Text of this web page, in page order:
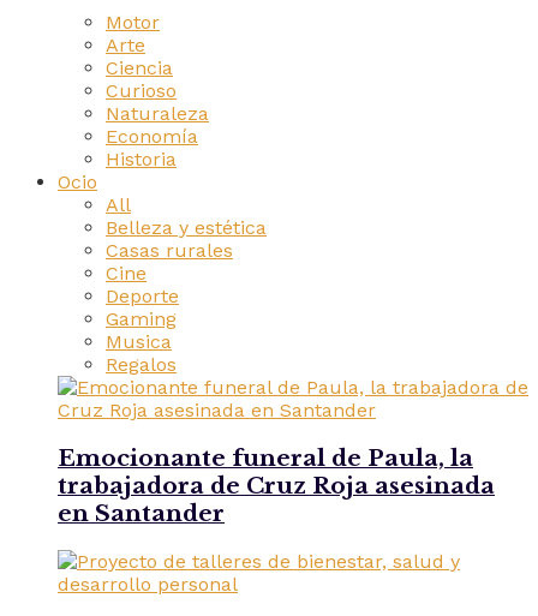
Motor
Arte
Ciencia
Curioso
Naturaleza
Economía
Historia
Ocio
All
Belleza y estética
Casas rurales
Cine
Deporte
Gaming
Musica
Regalos
Emocionante funeral de Paula, la
trabajadora de Cruz Roja asesinada
en Santander